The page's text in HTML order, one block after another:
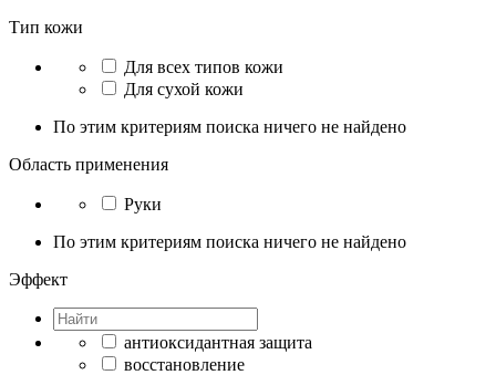
Тип кожи
Для всех типов кожи
Для сухой кожи
По этим критериям поиска ничего не найдено
Область применения
Руки
По этим критериям поиска ничего не найдено
Эффект
антиоксидантная защита
восстановление